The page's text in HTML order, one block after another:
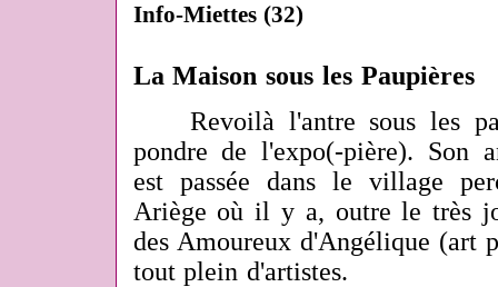
Info-Miettes (32)
La Maison sous les Paupières
Revoilà l'antre sous les
pondre de l'expo(-pière). Son
est passée dans le village
Ariège où il y a, outre le très
des Amoureux d'Angélique (art
tout plein d'artistes.